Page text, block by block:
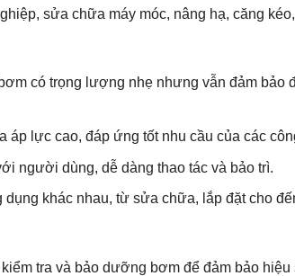
sửa chữa máy móc, nâng hạ, căng
có trọng lượng nhẹ nhưng vẫn đảm bảo
áp lực cao, đáp ứng tốt nhu cầu của các
người dùng, dễ dàng thao tác và bảo trì.
khác nhau, từ sửa chữa, lắp đặt cho
tra và bảo dưỡng bơm để đảm bảo hiệu